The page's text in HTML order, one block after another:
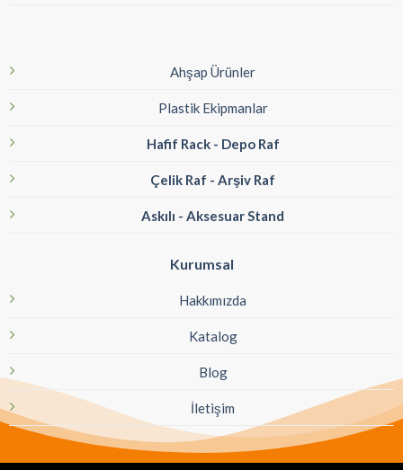
Ahşap Ürünler
Plastik Ekipmanlar
Hafif Rack - Depo Raf
Çelik Raf - Arşiv Raf
Askılı - Aksesuar Stand
Kurumsal
Hakkımızda
Katalog
Blog
İletişim